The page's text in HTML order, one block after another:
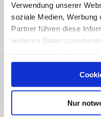
Verwendung unserer
soziale Medien, Werbung
Partner führen diese
weiteren Daten
gesammelt haben. Hier
und unser
Nur
vor 4